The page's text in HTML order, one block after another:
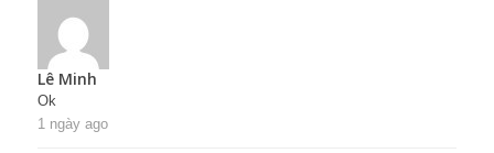
Lê Minh
Ok
1 ngày ago